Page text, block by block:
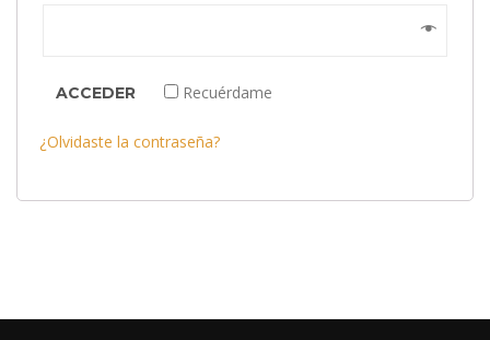
Recuérdame
ACCEDER
¿Olvidaste la contraseña?